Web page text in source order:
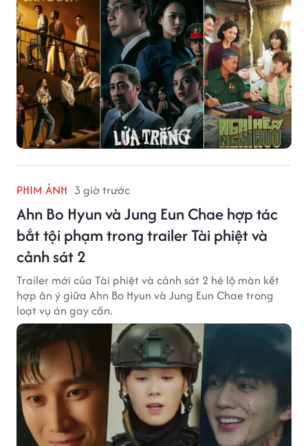
PHIM ẢNH 3 giờ trước
Ahn Bo Hyun và Jung Eun Chae hợp tác
bắt tội phạm trong trailer Tài phiệt và
cảnh sát 2
Trailer mới của Tài phiệt và cảnh sát 2 hé lộ màn kết
hợp ăn ý giữa Ahn Bo Hyun và Jung Eun Chae trong
loạt vụ án gay cấn.